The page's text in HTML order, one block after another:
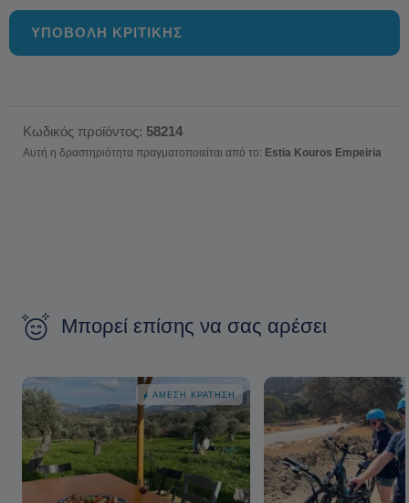
ΥΠΟΒΟΛΗ ΚΡΙΤΙΚΗΣ
Κωδικός προϊόντος: 58214
Αυτή η δραστηριότητα πραγματοποιείται από το: Estia Kouros Empeiria
Μπορεί επίσης να σας αρέσει
ΆΜΕΣΗ ΚΡΆΤΗΣΗ